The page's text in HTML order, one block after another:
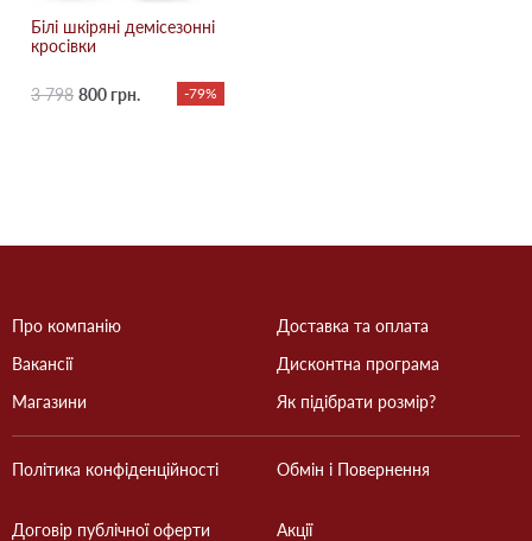
Білі шкіряні демісезонні
кросівки
3 798 800 грн. -79%
Про компанію
Вакансії
Магазини
Доставка та оплата
Дисконтна програма
Як підібрати розмір?
Політика конфіденційності
Договір публічної оферти
Обмін і Повернення
Акції